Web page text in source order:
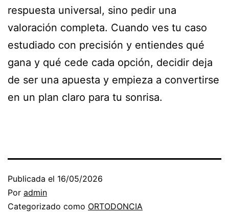
respuesta universal, sino pedir una
valoración completa. Cuando ves tu caso
estudiado con precisión y entiendes qué
gana y qué cede cada opción, decidir deja
de ser una apuesta y empieza a convertirse
en un plan claro para tu sonrisa.
Publicada el 16/05/2026
Por admin
Categorizado como ORTODONCIA